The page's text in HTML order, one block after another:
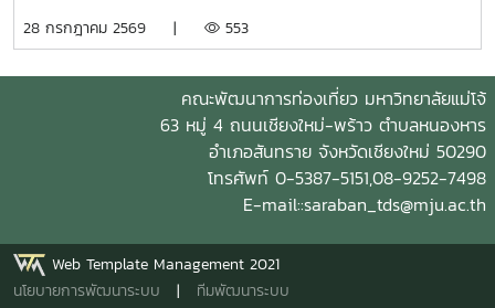
และขยายผลการทำงานสู่ครัวเรือนและชุมชนในพื้นที่ใกล้เคียงอื่น
ๆ อย่างต่อเนื่อง อันเป็นรากฐานสำคัญของการพัฒนาท้องถิ่น
อย่างยั่งยืนแท้จริง . คณะพัฒนาการท่องเที่ยวเชื่อมั่นว่า การ
พัฒนาอย่างยั่งยืน (Sustainable Development) ต้องเริ่มจาก
การสร้างความเข้มแข็งให้กับครัวเรือนซึ่งเป็นหน่วยย่อยที่สุดของ
ชุมชนเพื่อขยายผลความสำเร็จในระดับที่กว้างขึ้น ทั้งมิติเชิง
เศรษฐกิจ สังคมวัฒนธรรม และสิ่งแวดล้อม ผ่านการใช้ประโยชน์
จากฐานทรัพยากรอย่างรู้คุณค่า ซึ่งงานวิจัยชิ้นนี้ สะท้อนให้เห็น
ถึงความสามารถในการบูรณาการความรู้ทางวิชาการด้านการ
สร้างสรรค์และประยุกต์ใช้นวัตกรรม ควบคู่กับการพัฒนา
บุคลากร ด้วยกระบวนการเรียนรู้แบบมีส่วนร่วม นำสู่การ
ข้าราชการที่ดีและพลังของแผ่นดิน โดยลงทะเบียนในเวลา 16.00
อาคารแผ่พืชน์ มหาวิทยาลัยแม่โจ้ เนื่องในโอกาสวันเฉลิม
พระชนมพรรษา พระบาทสมเด็จพระเจ้าอยู่หัว . ในการนี้ อาจารย์
ดร.เชษฐ์ ใจเพชร รองคณบดีคณะพัฒนาการท่องเที่ยว ได้รับ
เกียรติเป็นผู้วางพานพุ่ม โดยมี นางสาวศิริพร ดวงดี หัวหน้างาน
คลังและพัสดุ สำนักงานคณบดีคณะพัฒนาการท่องเที่ยว และ
นางปิยะพร แดงชาติ ปฏิบัติหน้าที่เป็นผู้ถือพานพุ่ม . การเข้าร่วม
พิธีในครั้งนี้เป็นการแสดงออกถึงความจงรักภักดีและสำนึกในพระ
มหากรุณาธิคุณต่อสถาบันพระมหากษัตริย์ พร้อมทั้งเป็นการ
28 กรกฎาคม 2569 | 553
คณะพัฒนาการท่องเที่ยว มหาวิทยาลัยแม่โจ้
63 หมู่ 4 ถนนเชียงใหม่-พร้าว ตำบลหนองหาร
อำเภอสันทราย จังหวัดเชียงใหม่ 50290
โทรศัพท์ 0-5387-5151,08-9252-7498
E-mail::saraban_tds@mju.ac.th
Web Template Management 2021
นโยบายการพัฒนาระบบ | ทีมพัฒนาระบบ